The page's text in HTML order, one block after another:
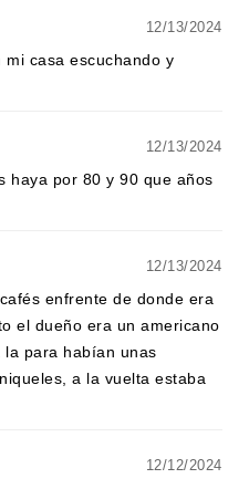
12/13/2024
casa escuchando y
12/13/2024
haya por 80 y 90 que años
12/13/2024
enfrente de donde era
el dueño era un americano
para habían unas
a la vuelta estaba
12/12/2024